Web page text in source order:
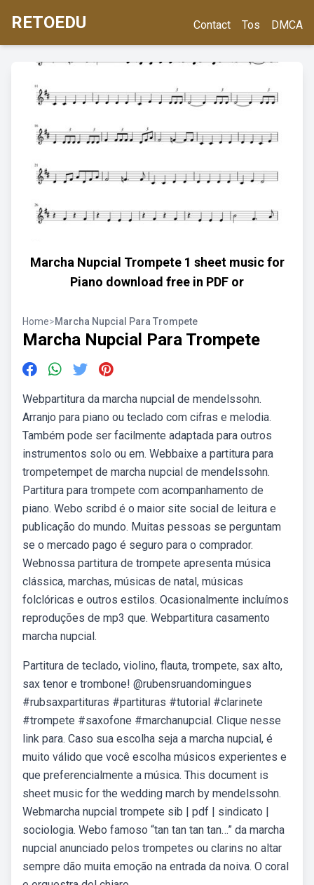
RETOEDU Contact Tos DMCA
Marcha Nupcial Trompete 1 sheet music for
Piano download free in PDF or
Home>Marcha Nupcial Para Trompete
Marcha Nupcial Para Trompete
Webpartitura da marcha nupcial de mendelssohn.
Arranjo para piano ou teclado com cifras e melodia.
Também pode ser facilmente adaptada para outros
instrumentos solo ou em. Webbaixe a partitura para
trompetempet de marcha nupcial de mendelssohn.
Partitura para trompete com acompanhamento de
piano. Webo scribd é o maior site social de leitura e
publicação do mundo. Muitas pessoas se perguntam
se o mercado pago é seguro para o comprador.
Webnossa partitura de trompete apresenta música
clássica, marchas, músicas de natal, músicas
folclóricas e outros estilos. Ocasionalmente incluímos
reproduções de mp3 que. Webpartitura casamento
marcha nupcial.
Partitura de teclado, violino, flauta, trompete, sax alto,
sax tenor e trombone! @rubensruandomingues
#rubsaxpartituras #partituras #tutorial #clarinete
#trompete #saxofone #marchanupcial. Clique nesse
link para. Caso sua escolha seja a marcha nupcial, é
muito válido que você escolha músicos experientes e
que preferencialmente a música. This document is
sheet music for the wedding march by mendelssohn.
Webmarcha nupcial trompete sib | pdf | sindicato |
sociologia. Webo famoso “tan tan tan tan…” da marcha
nupcial anunciado pelos trompetes ou clarins no altar
sempre dão muita emoção na entrada da noiva. O coral